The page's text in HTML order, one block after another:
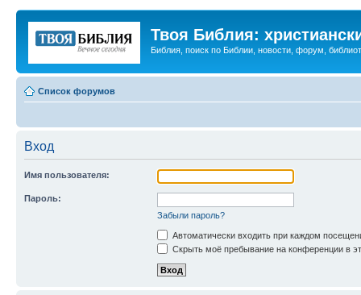
Твоя Библия:
Библия, поиск по Библии, новости, форум,
Список форумов
Вход
Имя пользователя:
Пароль:
Забыли пароль?
Автоматически входить при каждом
Скрыть моё пребывание на конференции в